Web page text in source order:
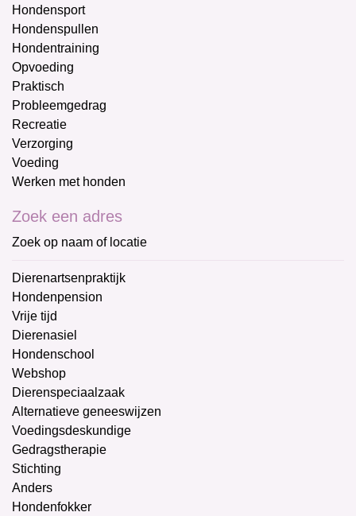
Hondensport
Hondenspullen
Hondentraining
Opvoeding
Praktisch
Probleemgedrag
Recreatie
Verzorging
Voeding
Werken met honden
Zoek een adres
Zoek op naam of locatie
Dierenartsenpraktijk
Hondenpension
Vrije tijd
Dierenasiel
Hondenschool
Webshop
Dierenspeciaalzaak
Alternatieve geneeswijzen
Voedingsdeskundige
Gedragstherapie
Stichting
Anders
Hondenfokker